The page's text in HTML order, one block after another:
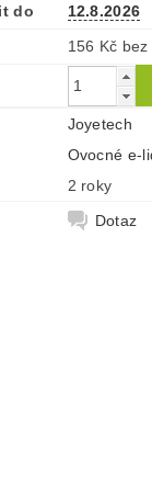
do
12.8.2026
156
Joyetech
Ovocné e-
2 roky
Dotaz